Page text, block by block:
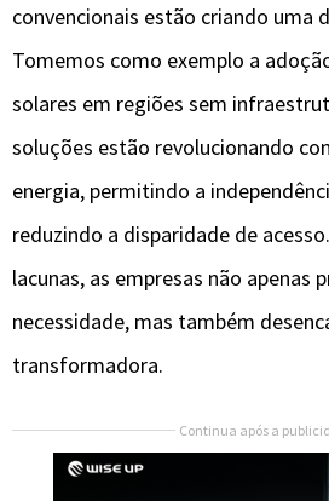
convencionais estão criando uma
Tomemos como exemplo a
solares em regiões sem
soluções estão revolucionando
energia, permitindo a
reduzindo a disparidade de
lacunas, as empresas não apenas
necessidade, mas também
transformadora.
Continua após a